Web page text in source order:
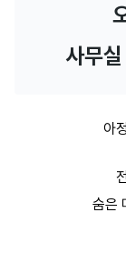
사무
아
숨은